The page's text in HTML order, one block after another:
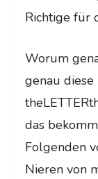
Richtige für
Worum
genau
das
Folgenden
Nieren von